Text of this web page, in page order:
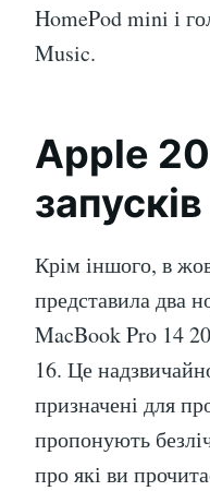
HomePod mini і
Music.
Apple
запусків
Крім іншого, в
представила два
MacBook Pro 14
16. Це
призначені для
пропонують
про які ви